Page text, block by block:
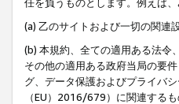
(a) 乙のサイトおよび一切の関連
(b) 本規約、全ての適用ある法令
その他の適用ある政府当局の要
グ、データ保護およびプライバ
（EU）2016/679）に関連する